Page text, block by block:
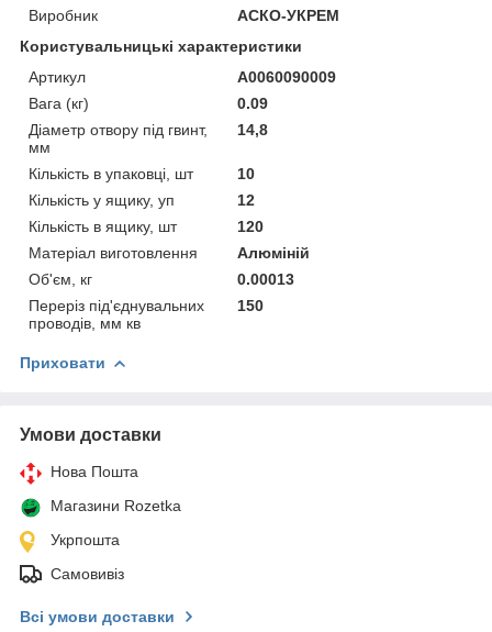
Виробник
АСКО-УКРЕМ
Користувальницькі характеристики
Артикул
A0060090009
Вага (кг)
0.09
Діаметр отвору під гвинт,
мм
14,8
Кількість в упаковці, шт
10
Кількість у ящику, уп
12
Кількість в ящику, шт
120
Матеріал виготовлення
Алюміній
Об'єм, кг
0.00013
Переріз під'єднувальних
проводів, мм кв
150
Приховати
Умови доставки
Нова Пошта
Магазини Rozetka
Укрпошта
Самовивіз
Всі умови доставки